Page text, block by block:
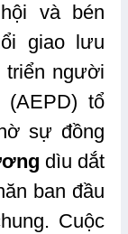
và bén
giao lưu
người
(AEPD) tổ
sự đồng
dìu dắt
ban đầu
Cuộc